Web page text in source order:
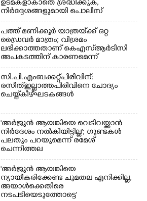
ഉടമകളാകാതെ ശ്രദ്ധിക്കുക,
നിർദ്ദേശങ്ങളുമായി പൊലീസ്
പത്ത് മണിക്കൂർ യാത്രയ്‌ക്ക് ഒറ്റ
ഡ്രൈവർ മാത്രം; വിശ്രമം
ലഭിക്കാത്തതാണ് കെഎസ്‌ആർടിസി
അപകടത്തിന് കാരണമെന്ന്
വിമർശനം
സി.പി.എം ബക്കറ്റ് പിരിവിന്:
രസീത് ഇല്ലാത്ത പിരിവിനെ ചോദ്യം
ചെയ്ത് കീഴ്ഘടകങ്ങൾ
'അർജുൻ ആയങ്കിയെ വെടിവയ്ക്കാൻ
നിർദേശം നൽകിയിട്ടില്ല'; ഗുണ്ടകൾ
പലതും പറയുമെന്ന് രമേശ്
ചെന്നിത്തല
'അർജുൻ ആയങ്കിയെ
ന്യായീകരിക്കേണ്ട ചുമതല എനിക്കില്ല,
അയാൾക്കെതിരെ
നടപടിയെടുത്തോട്ടെ'
Share this link
Copy Link